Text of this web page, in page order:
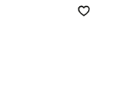
Zet